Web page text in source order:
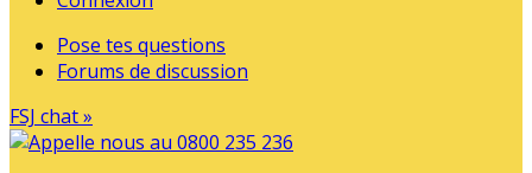
Pose tes questions
Forums de discussion
FSJ chat »